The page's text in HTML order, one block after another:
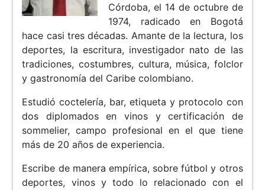
Córdoba, el 14 de octubre de
1974, radicado en Bogotá
hace casi tres décadas. Amante de la lectura, los
deportes, la escritura, investigador nato de las
tradiciones, costumbres, cultura, música, folclor
y gastronomía del Caribe colombiano.
Estudió coctelería, bar, etiqueta y protocolo con
dos diplomados en vinos y certificación de
sommelier, campo profesional en el que tiene
más de 20 años de experiencia.
Escribe de manera empírica, sobre fútbol y otros
deportes, vinos y todo lo relacionado con el